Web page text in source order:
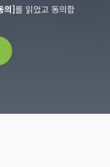
의]를 읽었고 동의함